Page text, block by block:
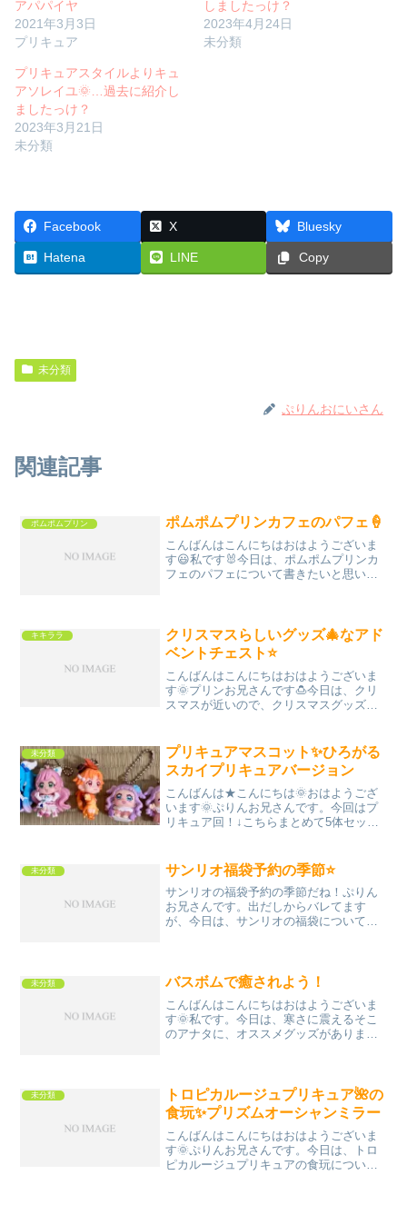
アパパイヤ
2021年3月3日
プリキュア
しましたっけ？
2023年4月24日
未分類
プリキュアスタイルよりキュ
アソレイユ🌞…過去に紹介し
ましたっけ？
2023年3月21日
未分類
Facebook X Bluesky
Hatena LINE Copy
未分類
ぷりんおにいさん
関連記事
ポムポムプリン ポムポムプリンカフェのパフェ🍦
こんばんはこんにちはおはようございま
す😃私です🐰今日は、ポムポムプリンカ
フェのパフェについて書きたいと思いま
完食しました。はい。内...
キキララ
クリスマスらしいグッズ🎄なアド
ベントチェスト⭐️
こんばんはこんにちはおはようございま
す🌞プリンお兄さんです🍮今日は、クリ
スマスが近いので、クリスマスグッズの
です！数年前まで、巷にはアドベントチ
ェストなる物はなかっ...
未分類
プリキュアマスコット✨ひろがる
スカイプリキュアバージョン
こんばんは★こんにちは🌞おはようござ
います🌞ぷりんお兄さんです。今回はプ
リキュア回！↓こちらまとめて5体セット
近、コストカットのためでしょうが、色
塗りが結構省かれてい...
未分類 サンリオ福袋予約の季節⭐️
サンリオの福袋予約の季節だね！ぷりん
お兄さんです。出だしからバレてます
が、今日は、サンリオの福袋について語
段は3パターンあります。ち...
未分類 バスボムで癒されよう！
こんばんはこんにちはおはようございま
す🌞私です。今日は、寒さに震えるそこ
のアナタに、オススメグッズがありま
りで癒しを与えてくれますが...
未分類
トロピカルージュプリキュア🌺の
食玩✨プリズムオーシャンミラー
こんばんはこんにちはおはようございま
す🌞ぷりんお兄さんです。今日は、トロ
ピカルージュプリキュアの食玩について